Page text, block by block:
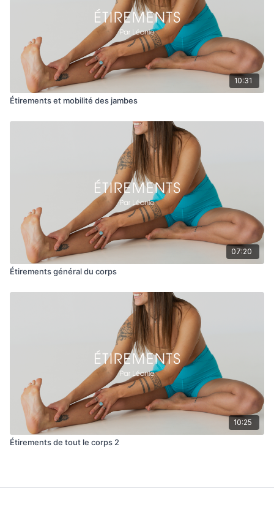
10:31
Étirements et mobilité des jambes
07:20
Étirements général du corps
10:25
Étirements de tout le corps 2